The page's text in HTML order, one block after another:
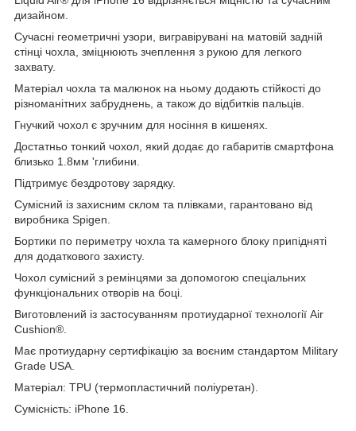
дизайном.
Сучасні геометричні узори,
вигравірувані на матовій задній
стінці чохла, зміцнюють зчеплення з рукою для легкого
захвату.
Матеріал чохла та малюнок на ньому додають стійкості до
різноманітних забруднень, а також до відбитків пальців.
Гнучкий чохол є зручним для носіння в кишенях.
Достатньо тонкий чохол, який додає до габаритів смартфона
близько 1.8мм 'глибини.
Підтримує бездротову зарядку.
Сумісний із захисним склом та плівками, гарантовано від
виробника Spigen.
Бортики по периметру чохла та камерного блоку припідняті
для додаткового захисту.
Чохол сумісний з ремінцями за допомогою спеціальних
функціональних отворів на боці.
Виготовлений із застосуванням протиударної технології Air
Cushion®.
Має протиударну сертифікацію за воєним стандартом Military
Grade USA.
Матеріал: TPU (термопластичний поліуретан).
Сумісність: iPhone 16.